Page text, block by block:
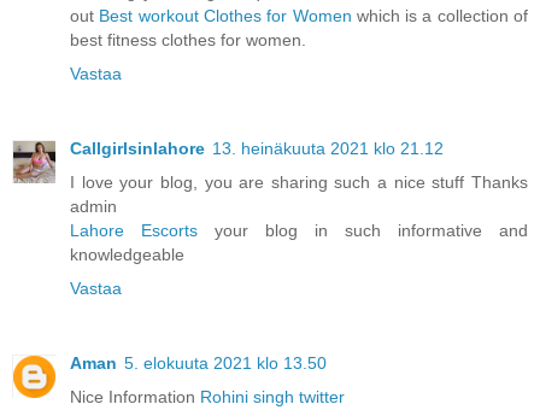
out Best workout Clothes for Women which is a collection of
best fitness clothes for women.
Vastaa
Callgirlsinlahore 13. heinäkuuta 2021 klo 21.12
I love your blog, you are sharing such a nice stuff Thanks
admin
Lahore Escorts your blog in such informative and
knowledgeable
Vastaa
Aman 5. elokuuta 2021 klo 13.50
Nice Information Rohini singh twitter